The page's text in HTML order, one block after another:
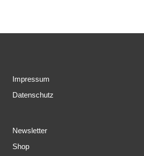
Impressum
Datenschutz
Newsletter
Shop